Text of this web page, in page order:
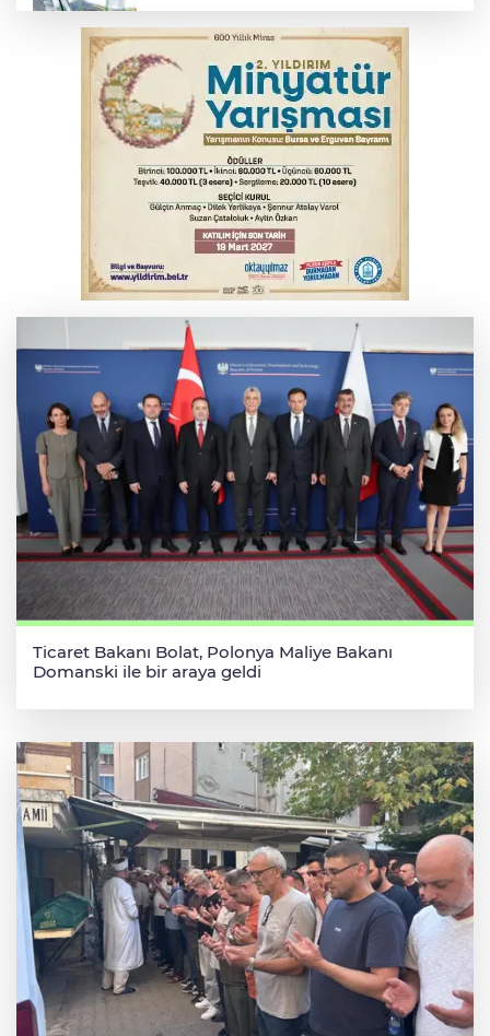
yansıyacak mı?
YENİ Parti Genel Başkanı Özel'den
Çerçeve Yasa yorumu
Serbest piyasada döviz fiyatları
Serbest piyasada altın fiyatları...
Ticaret Bakanı Bolat, Polonya Maliye Bakanı
Domanski ile bir araya geldi